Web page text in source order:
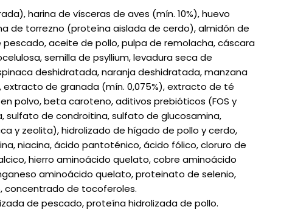
harina de vísceras de aves (mín. 10%), huevo
de torrezno (proteína aislada de cerdo), almidón de
aceite de pollo, pulpa de remolacha, cáscara
semilla de psyllium, levadura seca de
deshidratada, naranja deshidratada, manzana
de granada (mín. 0,075%), extracto de té
polvo, beta caroteno, aditivos prebióticos (FOS y
sulfato de condroitina, sulfato de glucosamina,
y zeolita), hidrolizado de hígado de pollo y cerdo,
niacina, ácido pantoténico, ácido fólico, cloruro de
hierro aminoácido quelato, cobre aminoácido
aminoácido quelato, proteinato de selenio,
concentrado de tocoferoles.
de pescado, proteína hidrolizada de pollo.